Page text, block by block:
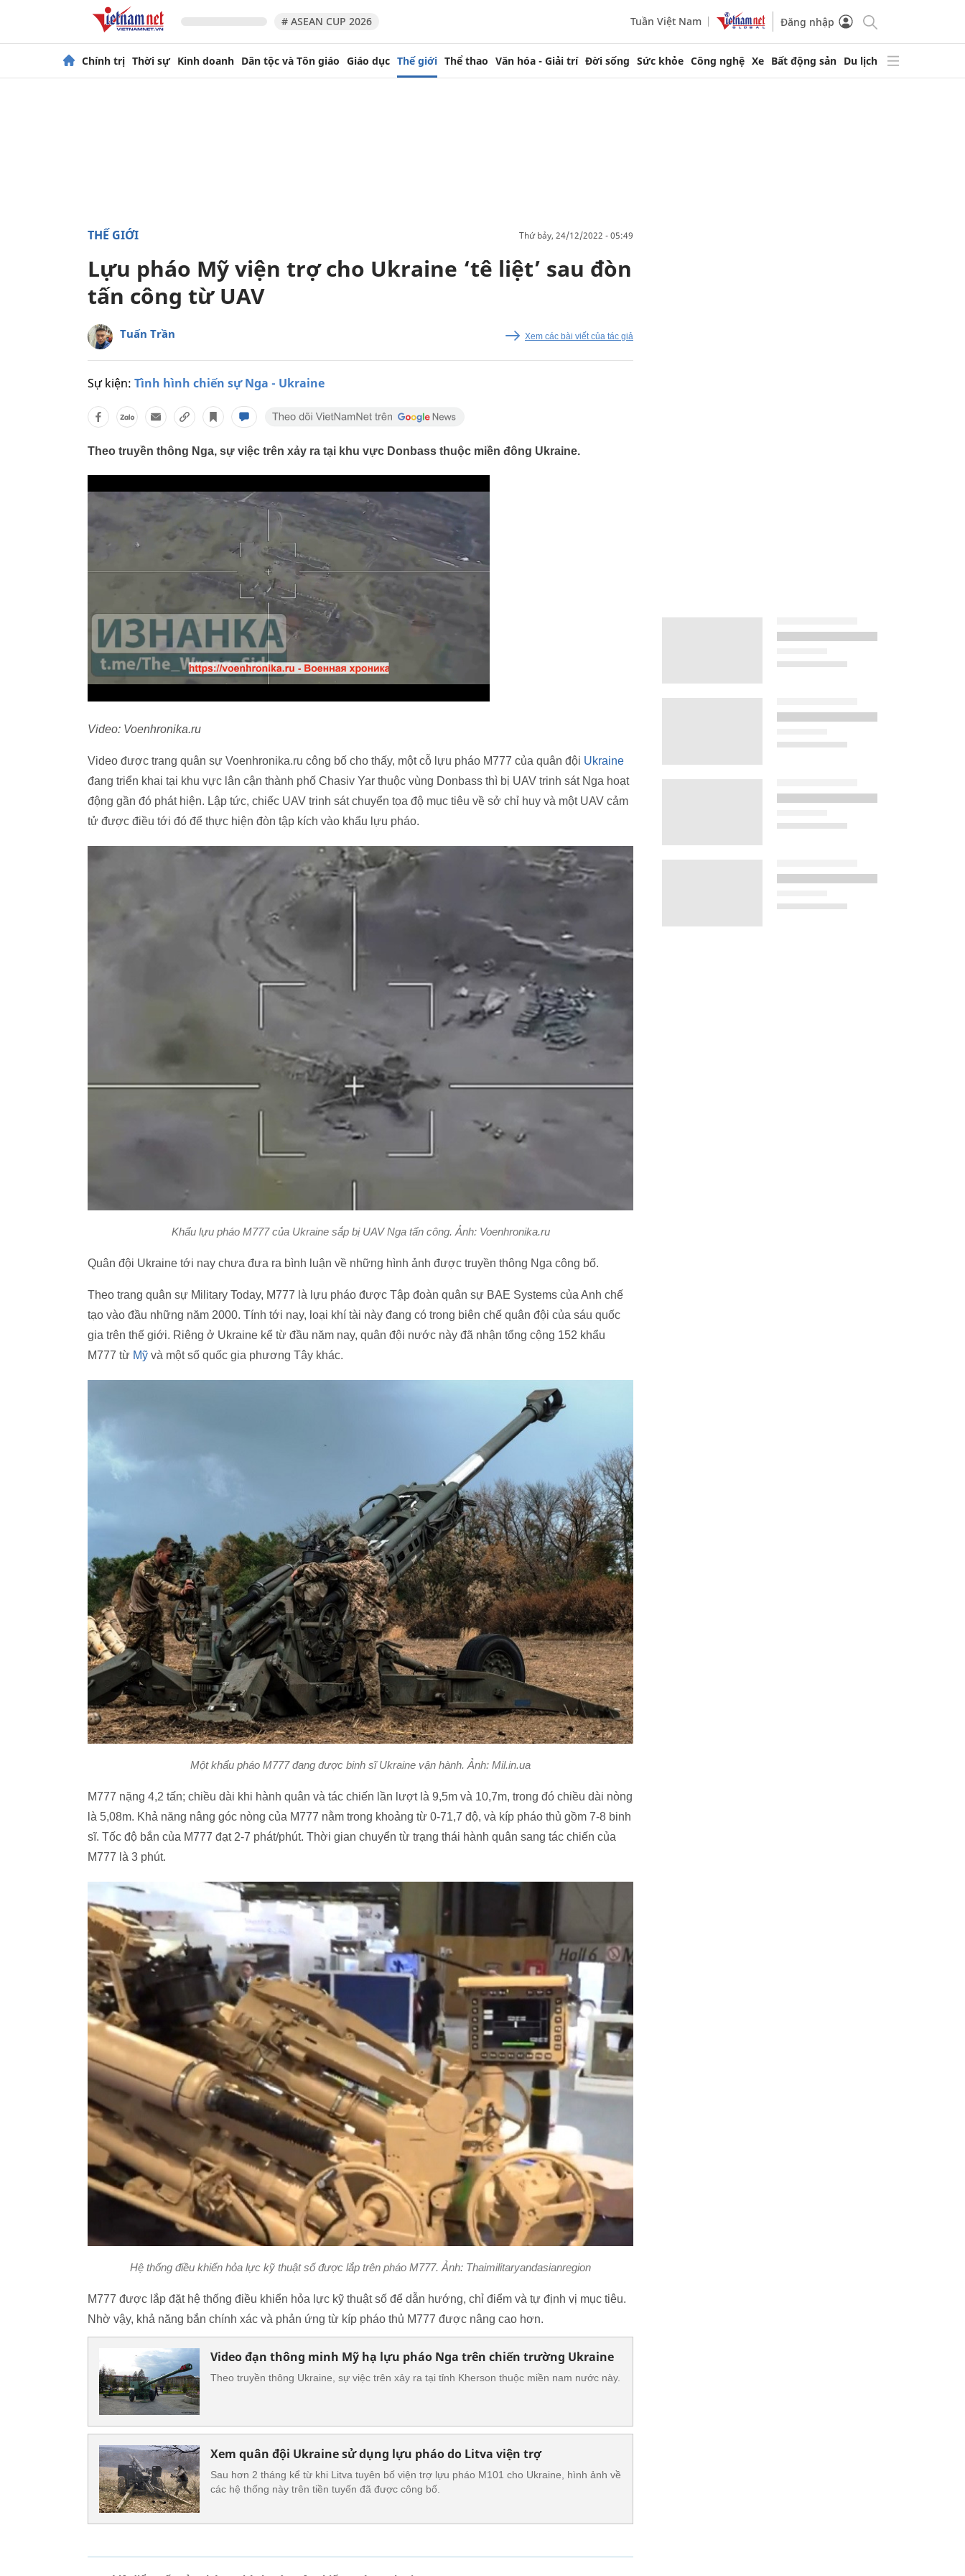
# ASEAN CUP 2026 Tuần Việt Nam Đăng nhập
Chính trị Thời sự Kinh doanh Dân tộc và Tôn giáo Giáo dục Thế giới Thể thao Văn hóa - Giải trí Đời sống Sức khỏe Công nghệ Xe Bất động sản Du lịch
THẾ GIỚI thứ bảy, 24/12/2022 - 05:49
Lựu pháo Mỹ viện trợ cho Ukraine ‘tê liệt’ sau đòn
tấn công từ UAV
Tuấn Trần Xem các bài viết của tác giả
Sự kiện: Tình hình chiến sự Nga - Ukraine
Theo truyền thông Nga, sự việc trên xảy ra tại khu vực Donbass thuộc miền đông Ukraine.
Video: Voenhronika.ru
Video được trang quân sự Voenhronika.ru công bố cho thấy, một cỗ lựu pháo M777 của quân đội Ukraine
đang triển khai tại khu vực lân cận thành phố Chasiv Yar thuộc vùng Donbass thì bị UAV trinh sát Nga hoạt
động gần đó phát hiện. Lập tức, chiếc UAV trinh sát chuyển tọa độ mục tiêu về sở chỉ huy và một UAV cảm
tử được điều tới đó để thực hiện đòn tập kích vào khẩu lựu pháo.
Khẩu lựu pháo M777 của Ukraine sắp bị UAV Nga tấn công. Ảnh: Voenhronika.ru
Quân đội Ukraine tới nay chưa đưa ra bình luận về những hình ảnh được truyền thông Nga công bố.
Theo trang quân sự Military Today, M777 là lựu pháo được Tập đoàn quân sự BAE Systems của Anh chế
tạo vào đầu những năm 2000. Tính tới nay, loại khí tài này đang có trong biên chế quân đội của sáu quốc
gia trên thế giới. Riêng ở Ukraine kể từ đầu năm nay, quân đội nước này đã nhận tổng cộng 152 khẩu
M777 từ Mỹ và một số quốc gia phương Tây khác.
Một khẩu pháo M777 đang được binh sĩ Ukraine vận hành. Ảnh: Mil.in.ua
M777 nặng 4,2 tấn; chiều dài khi hành quân và tác chiến lần lượt là 9,5m và 10,7m, trong đó chiều dài nòng
là 5,08m. Khả năng nâng góc nòng của M777 nằm trong khoảng từ 0-71,7 độ, và kíp pháo thủ gồm 7-8 binh
sĩ. Tốc độ bắn của M777 đạt 2-7 phát/phút. Thời gian chuyển từ trạng thái hành quân sang tác chiến của
M777 là 3 phút.
Hệ thống điều khiển hỏa lực kỹ thuật số được lắp trên pháo M777. Ảnh: Thaimilitaryandasianregion
M777 được lắp đặt hệ thống điều khiển hỏa lực kỹ thuật số để dẫn hướng, chỉ điểm và tự định vị mục tiêu.
Nhờ vậy, khả năng bắn chính xác và phản ứng từ kíp pháo thủ M777 được nâng cao hơn.
Video đạn thông minh Mỹ hạ lựu pháo Nga trên chiến trường Ukraine
Theo truyền thông Ukraine, sự việc trên xảy ra tại tỉnh Kherson thuộc miền nam nước này.
Xem quân đội Ukraine sử dụng lựu pháo do Litva viện trợ
Sau hơn 2 tháng kể từ khi Litva tuyên bố viện trợ lựu pháo M101 cho Ukraine, hình ảnh về
các hệ thống này trên tiền tuyến đã được công bố.